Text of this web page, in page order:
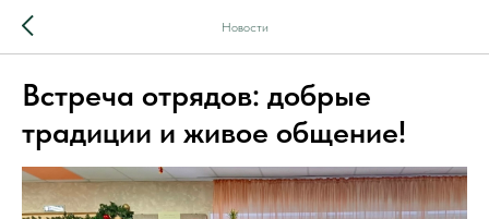
Новости
Встреча отрядов: добрые
традиции и живое общение!